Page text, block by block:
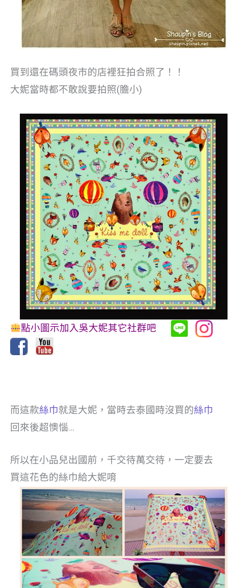
買到還在碼頭夜市的店裡狂拍合照了！！
大妮當時都不敢說要拍照(膽小)
點小圖示加入吳大妮其它社群吧
而這款絲巾就是大妮，當時去泰國時沒買的絲巾
回來後超懊惱…
所以在小品兒出國前，千交待萬交待，一定要去
買這花色的絲巾給大妮唷